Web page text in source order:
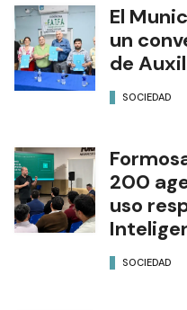
El
un
de
SOCIEDAD
200
uso
SOCIEDAD